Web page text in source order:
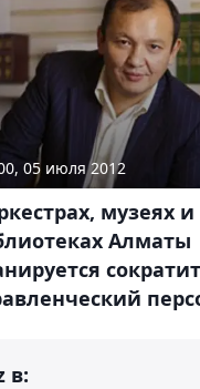
05 июля 2012
музеях и
Алматы
в: